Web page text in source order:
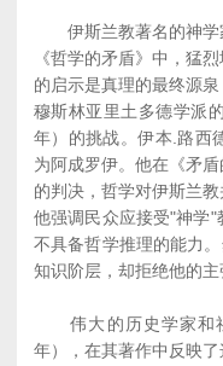
伊斯兰教著名的神学
《哲学的矛盾》中，猛
的启示是真理的最终源
穆斯林亚里土多德学派
年）的挑战。伊本.路西
为阿成罗伊。他在《矛
的判决，哲学对伊斯兰
他强调民众应接受"神学
不具备哲学推理的能力
知识阶层，却拒绝他的主
伟大的历史学家和
年），在其著作中反映